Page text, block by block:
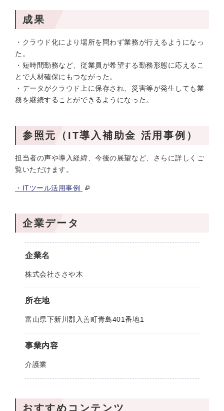
成果
・クラウド化により場所を問わず業務が行えるようになっ
た。
・短時間勤務など、従業員が希望する勤務形態に応えるこ
とで人材確保にもつながった。
・データがクラウド上に保存され、災害等が発生しても業
務を継続することができるようになった。
参照元（IT導入補助金 活用事例）
担当者の声や導入経緯、今後の展望など、さらに詳しくご
覧いただけます。
・ITツール活用事例
企業データ
企業名
株式会社ささや木
所在地
富山県下新川郡入善町青島401番地1
事業内容
介護業
おすすめコンテンツ